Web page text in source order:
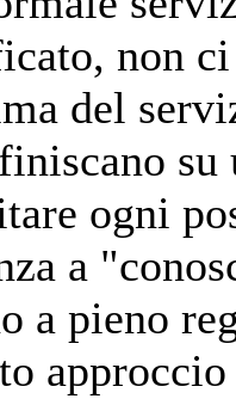
non
del
ogni
a
a pieno